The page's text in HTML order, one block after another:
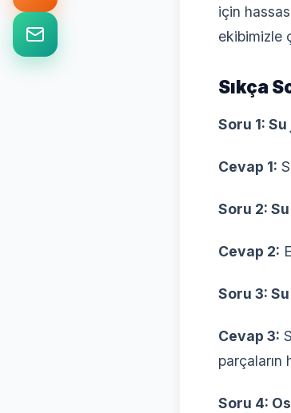
için
ekibimizle
Sıkça
Soru 1:
Cevap 1:
Soru 2:
Cevap 2:
Soru 3: Su
Cevap 3:
parçaların
Soru 4: